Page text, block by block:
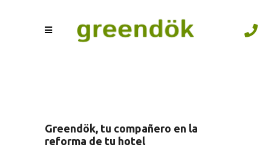
Greendök, tu compañero en la
reforma de tu hotel